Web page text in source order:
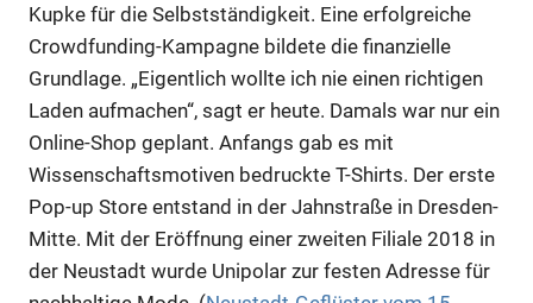
Kupke für die Selbstständigkeit. Eine erfolgreiche
Crowdfunding-Kampagne bildete die finanzielle
Grundlage. „Eigentlich wollte ich nie einen richtigen
Laden aufmachen“, sagt er heute. Damals war nur ein
Online-Shop geplant. Anfangs gab es mit
Wissenschaftsmotiven bedruckte T-Shirts. Der erste
Pop-up Store entstand in der Jahnstraße in Dresden-
Mitte. Mit der Eröffnung einer zweiten Filiale 2018 in
der Neustadt wurde Unipolar zur festen Adresse für